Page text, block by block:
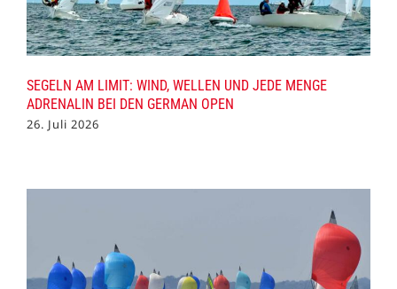
SEGELN AM LIMIT: WIND, WELLEN UND JEDE MENGE
ADRENALIN BEI DEN GERMAN OPEN
26. Juli 2026